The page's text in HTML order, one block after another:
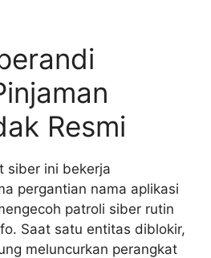
Resmi
siber ini bekerja
pergantian nama aplikasi
patroli siber rutin
Saat satu entitas diblokir,
meluncurkan perangkat